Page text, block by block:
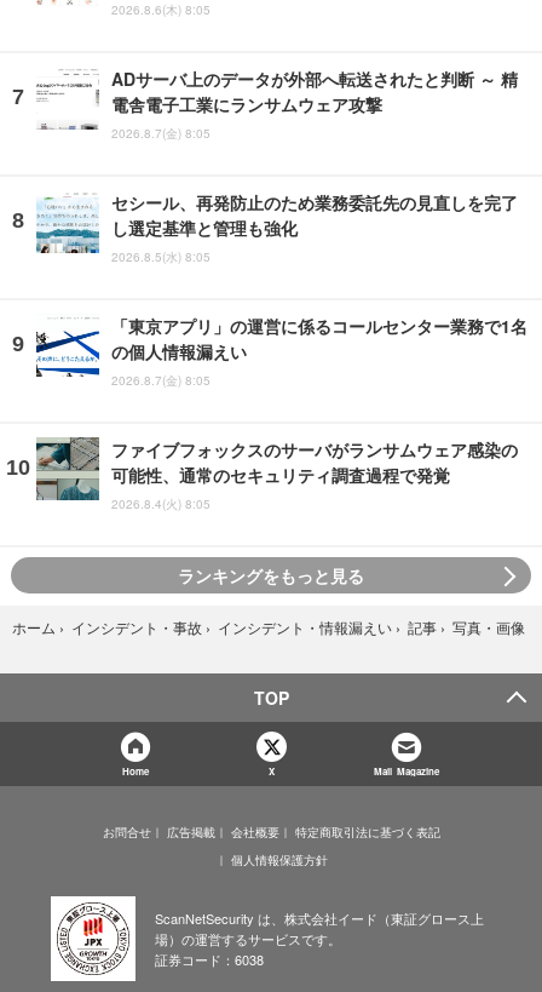
2026.8.6(木) 8:05
ADサーバ上のデータが外部へ転送されたと判断 ～ 精
電舎電子工業にランサムウェア攻撃
2026.8.7(金) 8:05
セシール、再発防止のため業務委託先の見直しを完了
し選定基準と管理も強化
2026.8.5(水) 8:05
「東京アプリ」の運営に係るコールセンター業務で1名
の個人情報漏えい
2026.8.7(金) 8:05
ファイブフォックスのサーバがランサムウェア感染の
可能性、通常のセキュリティ調査過程で発覚
2026.8.4(火) 8:05
ランキングをもっと見る
ホーム › インシデント・事故 › インシデント・情報漏えい › 記事 › 写真・画像
TOP
Home X Mail Magazine
お問合せ 広告掲載 会社概要
特定商取引法に基づく表記
個人情報保護方針
ScanNetSecurity は、株式会社イード（東証グロース上
場）の運営するサービスです。
証券コード：6038